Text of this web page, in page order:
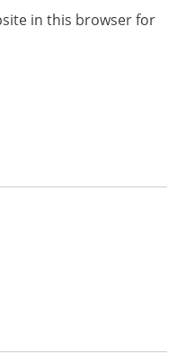
in this browser for